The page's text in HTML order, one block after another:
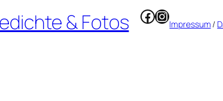
& Fotos Facebook
Instagram
Impressum /